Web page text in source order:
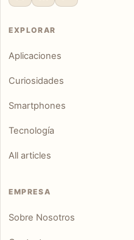
EXPLORAR
Aplicaciones
Curiosidades
Smartphones
Tecnología
All articles
EMPRESA
Sobre Nosotros